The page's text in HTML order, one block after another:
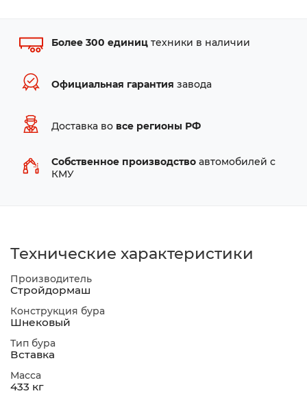
Более 300 единиц техники в наличии
Официальная гарантия завода
Доставка во все регионы РФ
Собственное производство автомобилей с
КМУ
Технические характеристики
Производитель
Стройдормаш
Конструкция бура
Шнековый
Тип бура
Вставка
Масса
433 кг